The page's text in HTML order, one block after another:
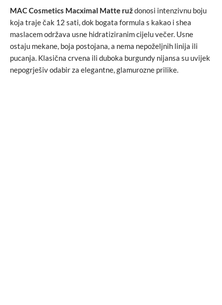
MAC Cosmetics Macximal Matte ruždonosi intenzivnu boju
koja traje čak 12 sati, dok bogata formula s kakao i shea
maslacem održava usne hidratiziranim cijelu večer. Usne
ostaju mekane, boja postojana, a nema nepoželjnih linija ili
pucanja. Klasična crvena ili duboka burgundy nijansa su uvijek
nepogrješiv odabir za elegantne, glamurozne prilike.